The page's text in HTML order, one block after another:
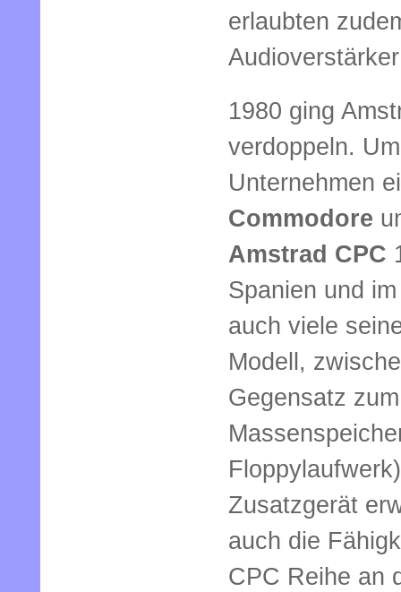
erlaubten
1980 ging
verdoppeln.
Unternehmen
Commodore
Amstrad CPC
Spanien und
auch viele
Modell,
Gegensatz
Zusatzgerät
auch die
CPC Reihe an